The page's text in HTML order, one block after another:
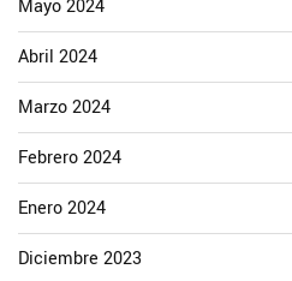
Mayo 2024
Abril 2024
Marzo 2024
Febrero 2024
Enero 2024
Diciembre 2023